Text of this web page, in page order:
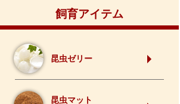
飼育アイテム
昆虫ゼリー
昆虫マット